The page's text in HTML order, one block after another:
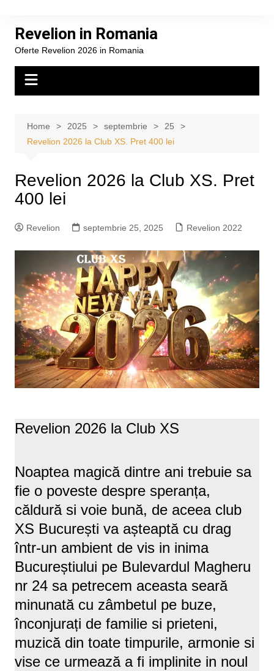
contentRevelion in Romania
Oferte Revelion 2026 in Romania
Home 2025 septembrie
25
Revelion 2026 la Club XS. Pret 400 lei
Revelion 2026 la Club XS. Pret
400 lei
Revelion septembrie 25, 2025 Revelion 2022
Revelion 2026 la Club XS
Noaptea magică dintre ani trebuie sa
fie o poveste despre speranța,
căldură si voie bună, de aceea club
XS București va așteaptă cu drag
într-un ambient de vis in inima
Bucureștiului pe Bulevardul Magheru
nr 24 sa petrecem aceasta seară
minunată cu zâmbetul pe buze,
înconjurați de familie si prieteni,
muzică din toate timpurile, armonie si
vise ce urmează a fi implinite in noul